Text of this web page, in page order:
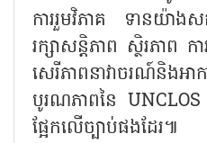
ការរួមវិភាគ ទានយ៉ាង
រក្សាសន្តិភាព ស្ថិរភាព
សេរីភាពនាវាចរណ៍និ
បូរណភាពនៃ
ផ្អែកលើច្បាប់ផងដែរ៕